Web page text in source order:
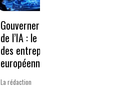
Gouverner à la vitesse
de l’IA : le nouveau défi
des entreprises
européennes
La rédaction